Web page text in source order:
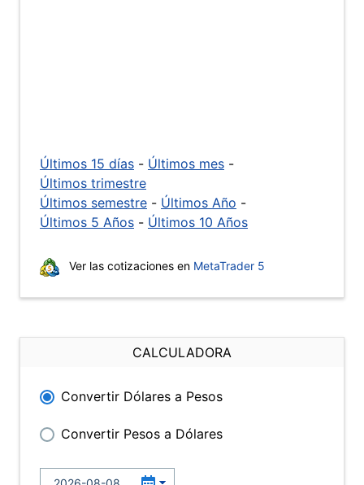
Últimos 15 días - Últimos mes -
Últimos trimestre
Últimos semestre - Últimos Año -
Últimos 5 Años - Últimos 10 Años
Ver las cotizaciones en MetaTrader 5
CALCULADORA
Convertir Dólares a Pesos
Convertir Pesos a Dólares